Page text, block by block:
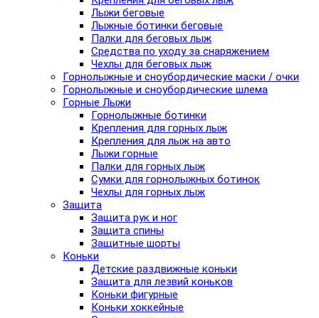
Лыжи беговые
Лыжные ботинки беговые
Палки для беговых лыж
Средства по уходу за снаряжением
Чехлы для беговых лыж
Горнолыжные и сноубордические маски / очки
Горнолыжные и сноубордические шлема
Горные Лыжи
Горнолыжные ботинки
Крепления для горных лыж
Крепления для лыж на авто
Лыжи горные
Палки для горных лыж
Сумки для горнолыжных ботинок
Чехлы для горных лыж
Защита
Защита рук и ног
Защита спины
Защитные шорты
Коньки
Детские раздвижные коньки
Защита для лезвий коньков
Коньки фигурные
Коньки хоккейные